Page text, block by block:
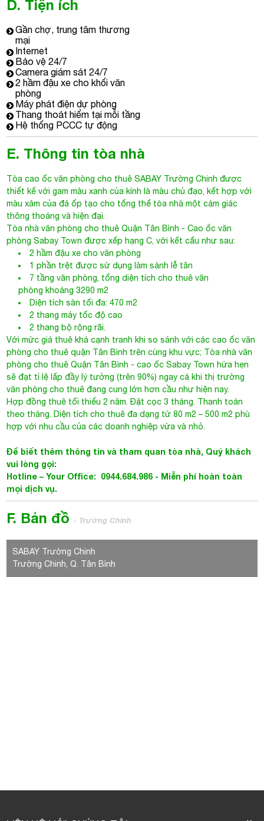
D. Tiện ích
Gần chợ, trung tâm thương
mại
Internet
Bảo vệ 24/7
Camera giám sát 24/7
2 hầm đậu xe cho khối văn
phòng
Máy phát điện dự phòng
Thang thoát hiểm tại mỗi tầng
Hệ thống PCCC tự động
E. Thông tin tòa nhà
Tòa cao ốc văn phòng cho thuê SABAY Trường Chinh được
thiết kế với gam màu xanh của kính là màu chủ đạo, kết hợp với
màu xám của đá ốp tạo cho tổng thể tòa nhà một cảm giác
thông thoáng và hiện đại.
Tòa nhà văn phòng cho thuê Quận Tân Bình - Cao ốc văn
phòng Sabay Town được xếp hạng C, với kết cấu như sau:
2 hầm đậu xe cho văn phòng
1 phần trệt được sử dụng làm sảnh lễ tân
7 tầng văn phòng, tổng diện tích cho thuê văn
phòng khoảng 3290 m2
Diện tích sàn tối đa: 470 m2
2 thang máy tốc độ cao
2 thang bộ rộng rãi.
Với mức giá thuê khá cạnh tranh khi so sánh với các cao ốc văn
phòng cho thuê quận Tân Bình trên cùng khu vực; Tòa nhà văn
phòng cho thuê Quận Tân Bình - cao ốc Sabay Town hứa hẹn
sẽ đạt tỉ lệ lấp đầy lý tưởng (trên 90%) ngay cả khi thị trường
văn phòng cho thuê đang cung lớn hơn cầu như hiện nay.
Hợp đồng thuê tối thiểu 2 năm. Đặt cọc 3 tháng. Thanh toán
theo tháng. Diện tích cho thuê đa dạng từ 80 m2 – 500 m2 phù
hợp với nhu cầu của các doanh nghiệp vừa và nhỏ.
Để biết thêm thông tin và tham quan tòa nhà, Quý khách
vui lòng gọi:
Hotline – Your Office: 0944.684.986 - Miễn phí hoàn toàn
mọi dịch vụ.
F. Bản đồ - Trường Chinh
SABAY Trường Chinh
Trường Chinh, Q. Tân Bình